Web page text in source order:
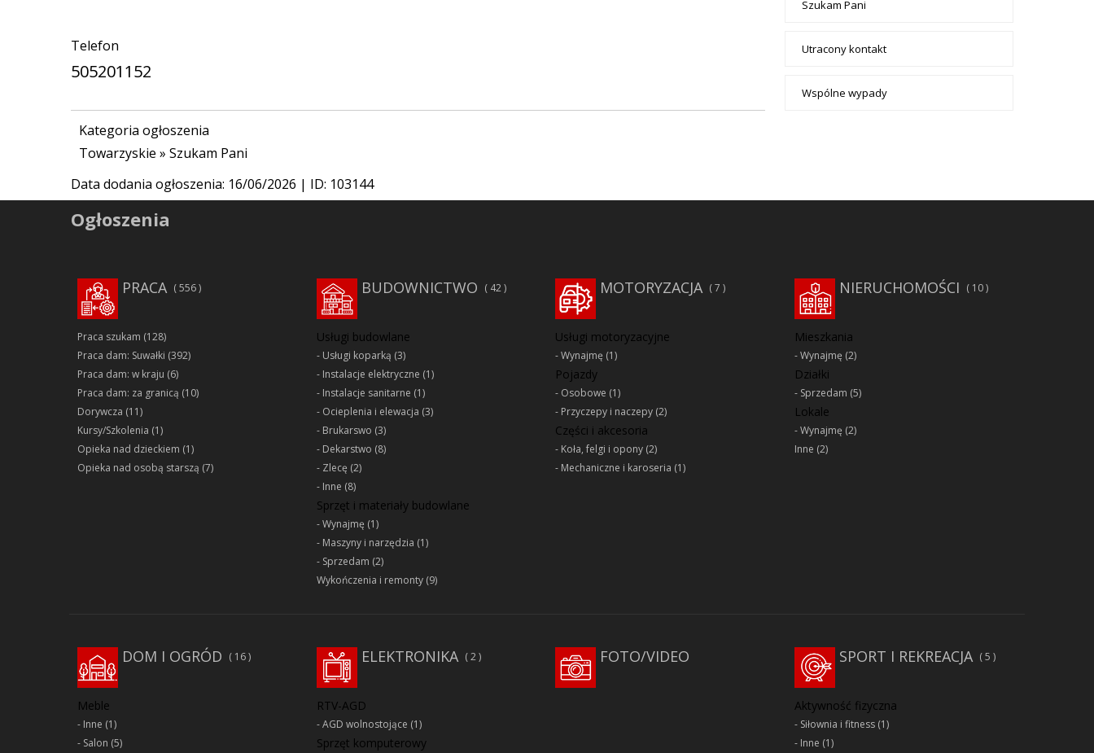
Telefon
505201152
Kategoria ogłoszenia
Towarzyskie » Szukam Pani
Data dodania ogłoszenia: 16/06/2026 | ID: 103144
Szukam Pani
Utracony kontakt
Wspólne wypady
Ogłoszenia
PRACA 556
Praca szukam (128)
Praca dam: Suwałki (392)
Praca dam: w kraju (6)
Praca dam: za granicą (10)
Dorywcza (11)
Kursy/Szkolenia (1)
Opieka nad dzieckiem (1)
Opieka nad osobą starszą (7)
BUDOWNICTWO 42
Usługi budowlane
Usługi koparką (3)
Instalacje elektryczne (1)
Instalacje sanitarne (1)
Ocieplenia i elewacja (3)
Brukarswo (3)
Dekarstwo (8)
Zlecę (2)
Inne (8)
Sprzęt i materiały budowlane
Wynajmę (1)
Maszyny i narzędzia (1)
Sprzedam (2)
Wykończenia i remonty(9)
MOTORYZACJA 7
Usługi motoryzacyjne
Wynajmę (1)
Pojazdy
Osobowe (1)
Przyczepy i naczepy (2)
Części i akcesoria
Koła, felgi i opony (2)
Mechaniczne i karoseria (1)
NIERUCHOMOŚCI 10
Mieszkania
Wynajmę (2)
Działki
Sprzedam (5)
Lokale
Wynajmę (2)
Inne (2)
DOM I OGRÓD 16
Meble
Inne (1)
Salon (5)
2
ELEKTRONIKA
RTV-AGD
AGD wolnostojące (1)
Sprzęt komputerowy
FOTO/VIDEO SPORT I REKREACJA 5
Aktywność fizyczna
Siłownia i fitness(1)
Inne (1)